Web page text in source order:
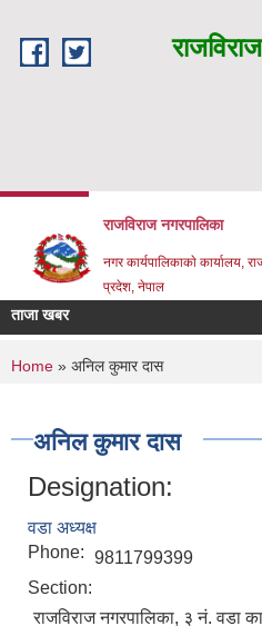
राजविराज नगरपालिका
नगर कार्यपालिकाकाे कार्यालय,
प्रदेश, नेपाल
ताजा खबर
You are here
Home » अनिल कुमार दास
अनिल कुमार दास
Designation:
वडा अध्यक्ष
Phone: 9811799399
Section:
राजविराज नगरपालिका, ३ नं. वडा